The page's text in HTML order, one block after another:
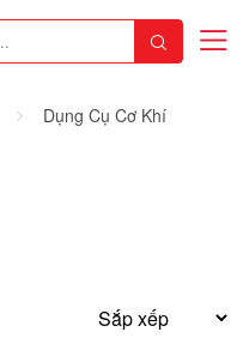
Dụng Cụ Cơ Khí